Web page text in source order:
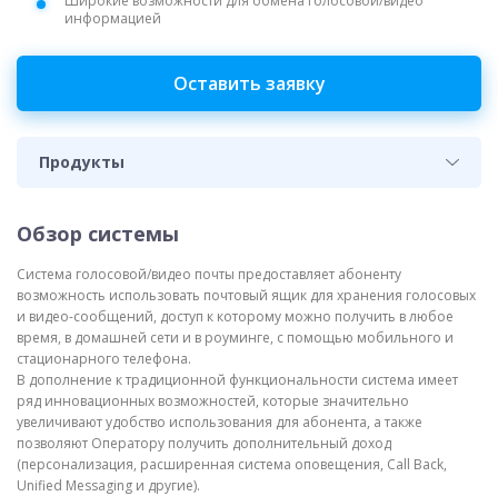
информацией
Оставить заявку
Обзор системы
Система голосовой/видео почты предоставляет абоненту
возможность использовать почтовый ящик для хранения голосовых
и видео-сообщений, доступ к которому можно получить в любое
время, в домашней сети и в роуминге, с помощью мобильного и
стационарного телефона.
В дополнение к традиционной функциональности система имеет
ряд инновационных возможностей, которые значительно
увеличивают удобство использования для абонента, а также
позволяют Оператору получить дополнительный доход
(персонализация, расширенная система оповещения, Call Back,
Unified Messaging и другие).
Продукты